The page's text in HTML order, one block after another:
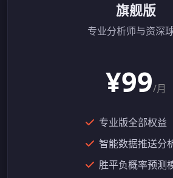
旗舰版
专业分析师与资深
¥99/月
专业版全部权益
智能数据推送分
胜平负概率预测